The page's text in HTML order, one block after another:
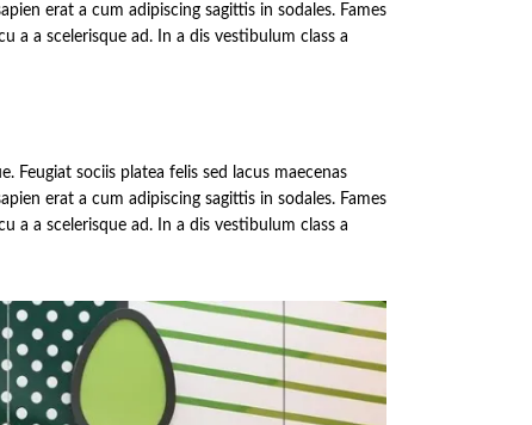
erat a cum adipiscing sagittis in sodales. Fames
a a scelerisque ad. In a dis vestibulum class a
Feugiat sociis platea felis sed lacus maecenas
erat a cum adipiscing sagittis in sodales. Fames
a a scelerisque ad. In a dis vestibulum class a